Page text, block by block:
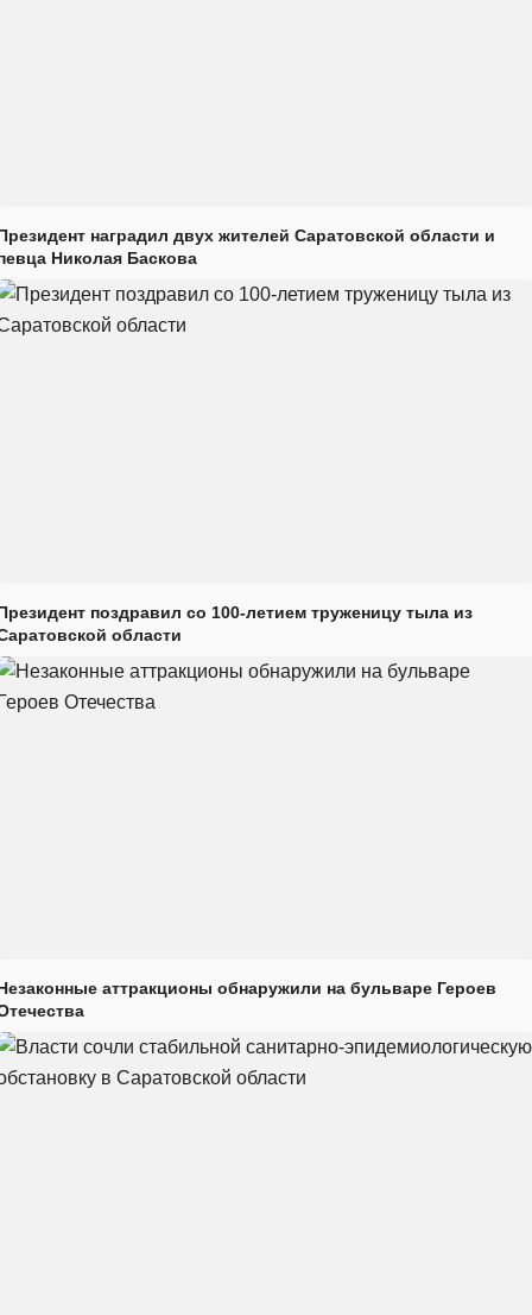
наградил двух жителей Саратовской области и
Николая Баскова
поздравил со 100-летием труженицу тыла из
области
аттракционы обнаружили на бульваре Героев